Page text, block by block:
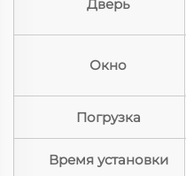
Дверь
Окно
Погрузка
Время установки